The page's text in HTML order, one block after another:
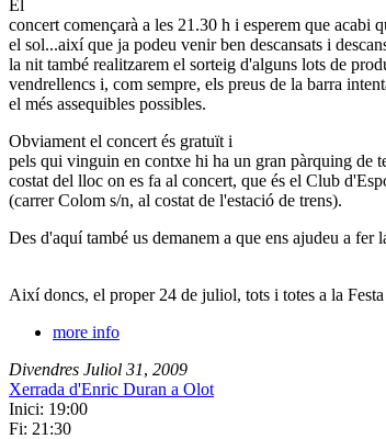
El
concert començarà a les 21.30 h i esperem que acabi
el sol...així que ja podeu venir ben descansats i
la nit també realitzarem el sorteig d'alguns lots de
vendrellencs i, com sempre, els preus de la barra
el més assequibles possibles.
Obviament el concert és gratuït i
pels qui vinguin en contxe hi ha un gran pàrquing de
costat del lloc on es fa al concert, que és el Club
(carrer Colom s/n, al costat de l'estació de trens).
Des d'aquí també us demanem a que ens ajudeu a fer
Així doncs, el proper 24 de juliol, tots i totes a la
more info
Divendres Juliol 31, 2009
Xerrada d'Enric Duran a Olot
Inici: 19:00
Fi: 21:30